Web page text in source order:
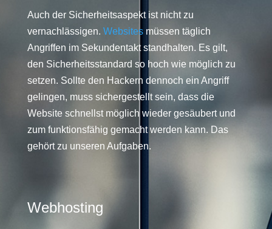
Auch der Sicherheitsaspekt ist nicht zu
vernachlässigen. Websitesmüssen täglich
Angriffen im Sekundentakt standhalten. Es gilt,
den Sicherheitsstandard so hoch wie möglich zu
setzen. Sollte den Hackern dennoch ein Angriff
gelingen, muss sichergestellt sein, dass die
Website schnellst möglich wieder gesäubert und
zum funktionsfähig gemacht werden kann. Das
gehört zu unseren Aufgaben.
Webhosting